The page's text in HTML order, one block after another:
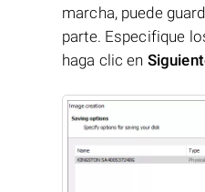
marcha, puede
parte. Especifique
haga clic en